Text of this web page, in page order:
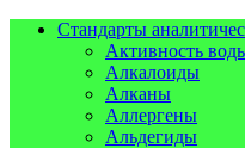
Стандарты
Активность
Алкалоиды
Алканы
Аллергены
Альдегиды